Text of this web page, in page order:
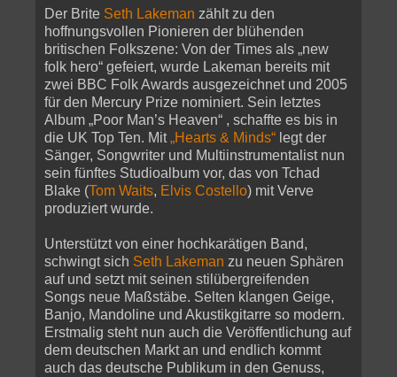
Der Brite Seth Lakeman zählt zu den
hoffnungsvollen Pionieren der blühenden
britischen Folkszene: Von der Times als „new
folk hero“ gefeiert, wurde Lakeman bereits mit
zwei BBC Folk Awards ausgezeichnet und 2005
für den Mercury Prize nominiert. Sein letztes
Album „Poor Man’s Heaven“ , schaffte es bis in
die UK Top Ten. Mit„Hearts & Minds“ legt der
Sänger, Songwriter und Multiinstrumentalist nun
sein fünftes Studioalbum vor, das von Tchad
Blake (Tom Waits, Elvis Costello) mit Verve
produziert wurde.
Unterstützt von einer hochkarätigen Band,
schwingt sich Seth Lakeman zu neuen Sphären
auf und setzt mit seinen stilübergreifenden
Songs neue Maßstäbe. Selten klangen Geige,
Banjo, Mandoline und Akustikgitarre so modern.
Erstmalig steht nun auch die Veröffentlichung auf
dem deutschen Markt an und endlich kommt
auch das deutsche Publikum in den Genuss,